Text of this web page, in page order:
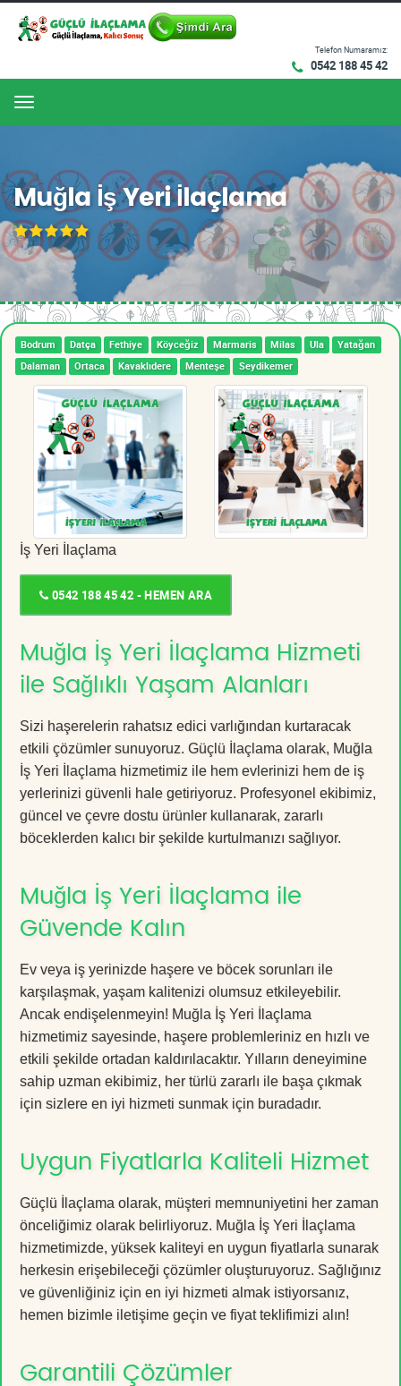
Telefon Numaramız:
0542 188 45 42
Menu
Muğla İş Yeri İlaçlama
Bodrum Datça Fethiye Köyceğiz Marmaris Milas Ula
Yatağan
Dalaman
Ortaca Kavaklıdere Menteşe Seydikemer
İş Yeri İlaçlama
0542 188 45 42 - HEMEN ARA
Muğla İş Yeri İlaçlama Hizmeti
ile Sağlıklı Yaşam Alanları
Sizi haşerelerin rahatsız edici varlığından kurtaracak
etkili çözümler sunuyoruz. Güçlü İlaçlama olarak, Muğla
İş Yeri İlaçlama hizmetimiz ile hem evlerinizi hem de iş
yerlerinizi güvenli hale getiriyoruz. Profesyonel ekibimiz,
güncel ve çevre dostu ürünler kullanarak, zararlı
böceklerden kalıcı bir şekilde kurtulmanızı sağlıyor.
Muğla İş Yeri İlaçlama ile
Güvende Kalın
Ev veya iş yerinizde haşere ve böcek sorunları ile
karşılaşmak, yaşam kalitenizi olumsuz etkileyebilir.
Ancak endişelenmeyin! Muğla İş Yeri İlaçlama
hizmetimiz sayesinde, haşere problemleriniz en hızlı ve
etkili şekilde ortadan kaldırılacaktır. Yılların deneyimine
sahip uzman ekibimiz, her türlü zararlı ile başa çıkmak
için sizlere en iyi hizmeti sunmak için buradadır.
Uygun Fiyatlarla Kaliteli Hizmet
Güçlü İlaçlama olarak, müşteri memnuniyetini her zaman
önceliğimiz olarak belirliyoruz. Muğla İş Yeri İlaçlama
hizmetimizde, yüksek kaliteyi en uygun fiyatlarla sunarak
herkesin erişebileceği çözümler oluşturuyoruz. Sağlığınız
ve güvenliğiniz için en iyi hizmeti almak istiyorsanız,
hemen bizimle iletişime geçin ve fiyat teklifimizi alın!
Garantili Çözümler